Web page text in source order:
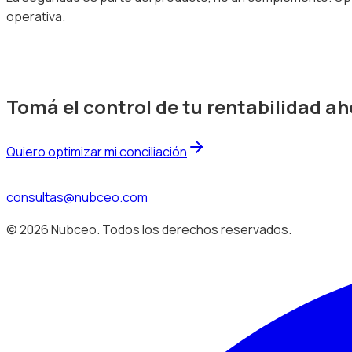
operativa.
Tomá el control de tu rentabilidad
Quiero optimizar mi conciliación
consultas@nubceo.com
©2026Nubceo. Todos los derechos reservados.